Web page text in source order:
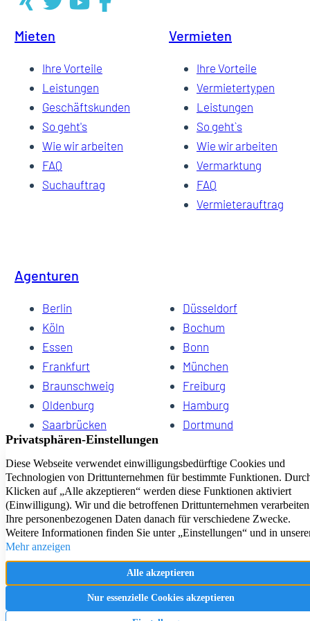
Mieten
Ihre Vorteile
Leistungen
Geschäftskunden
So geht's
Wie wir arbeiten
FAQ
Suchauftrag
Vermieten
Ihre Vorteile
Vermietertypen
Leistungen
So geht`s
Wie wir arbeiten
Vermarktung
FAQ
Vermieterauftrag
Agenturen
Berlin
Düsseldorf
Köln
Bochum
Essen
Bonn
Frankfurt
München
Braunschweig
Freiburg
Oldenburg
Hamburg
Saarbrücken
Dortmund
Hannover
Dresden
Kiel
Wuppertal
Bremen
HomeCompany eG Ihre Agenturen für Wohnen auf Zeit
Impressum Datenschutz Kontakt